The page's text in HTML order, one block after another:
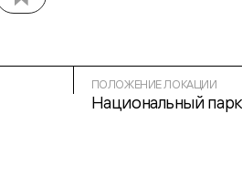
ПОЛОЖЕНИЕ ЛОКАЦИИ
Национальный